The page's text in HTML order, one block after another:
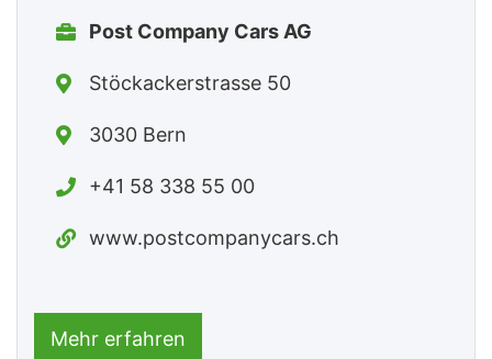
Post Company Cars AG
Stöckackerstrasse 50
3030 Bern
+41 58 338 55 00
www.postcompanycars.ch
Mehr erfahren